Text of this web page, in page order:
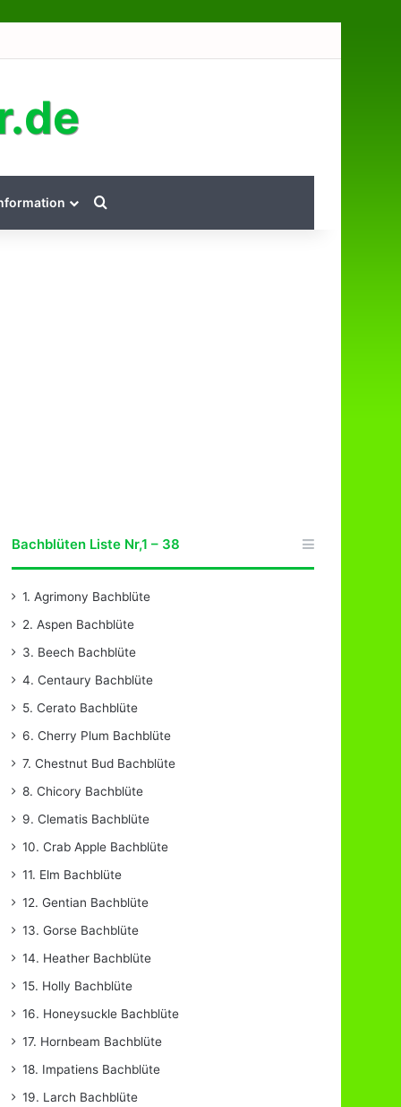
Bachblüten Liste Nr,1 – 38
1. Agrimony Bachblüte
2. Aspen Bachblüte
3. Beech Bachblüte
4. Centaury Bachblüte
5. Cerato Bachblüte
6. Cherry Plum Bachblüte
7. Chestnut Bud Bachblüte
8. Chicory Bachblüte
9. Clematis Bachblüte
10. Crab Apple Bachblüte
11. Elm Bachblüte
12. Gentian Bachblüte
13. Gorse Bachblüte
14. Heather Bachblüte
15. Holly Bachblüte
16. Honeysuckle Bachblüte
17. Hornbeam Bachblüte
18. Impatiens Bachblüte
19. Larch Bachblüte